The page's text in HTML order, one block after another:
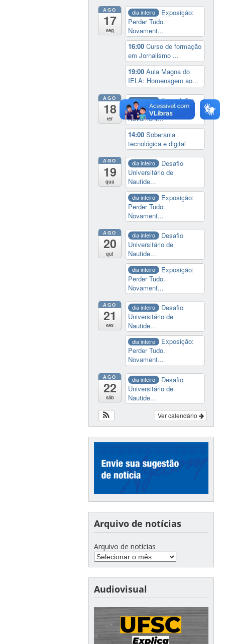
AGO
17
seg
dia inteiro
Exposição:
Perder Tudo.
Novament...
16:00Curso de formação
em Jornalismo ...
19:00Aula Magna do
IELA: Homenagem ao...
AGO
18
ter
dia inteiro
Exposição:
Perder Tudo.
Novament...
14:00Soberania
tecnológica e digital
AGO
19
qua
dia inteiro
Desafio
Universitário de
Nautide...
dia inteiro
Exposição:
Perder Tudo.
Novament...
AGO
20
qui
dia inteiro
Desafio
Universitário de
Nautide...
dia inteiro
Exposição:
Perder Tudo.
Novament...
AGO
21
sex
dia inteiro
Desafio
Universitário de
Nautide...
dia inteiro
Exposição:
Perder Tudo.
Novament...
AGO
22
sáb
dia inteiro
Desafio
Universitário de
Nautide...
Ver calendário
Arquivo de notícias
Arquivo de notícias
Audiovisual